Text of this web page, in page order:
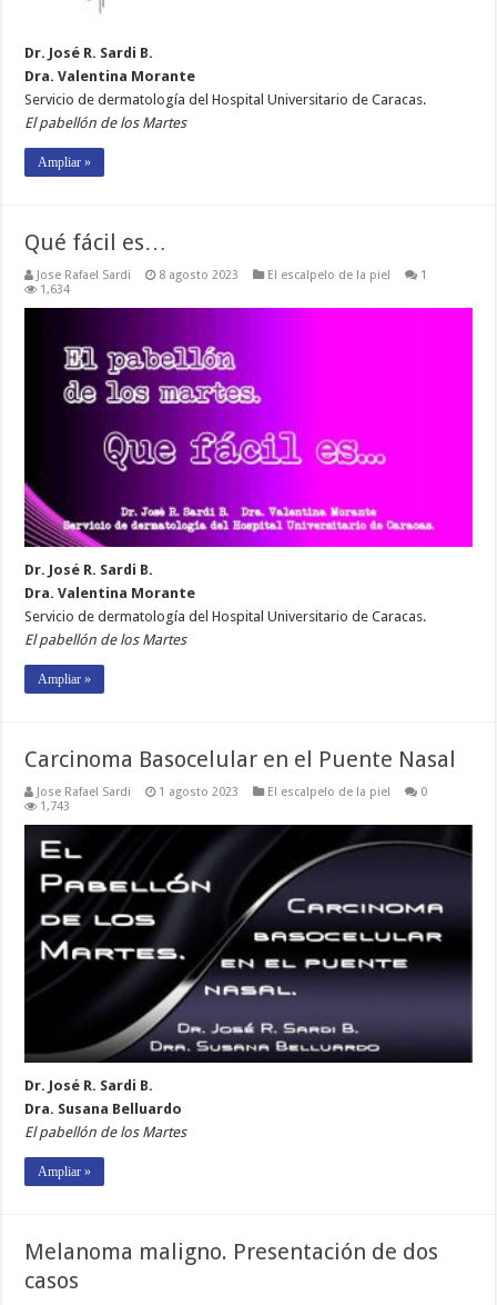
Dr. José R. Sardi B.
Dra. Valentina Morante
Servicio de dermatología del Hospital Universitario de Caracas.
El pabellón de los Martes
Ampliar »
Qué fácil es…
Jose Rafael Sardi 8 agosto 2023 El escalpelo de la piel
1
1,634
Dr. José R. Sardi B.
Dra. Valentina Morante
Servicio de dermatología del Hospital Universitario de Caracas.
El pabellón de los Martes
Ampliar »
Carcinoma Basocelular en el Puente Nasal
Jose Rafael Sardi 1 agosto 2023 El escalpelo de la piel
0
1,743
Dr. José R. Sardi B.
Dra. Susana Belluardo
El pabellón de los Martes
Ampliar »
Melanoma maligno. Presentación de dos
casos